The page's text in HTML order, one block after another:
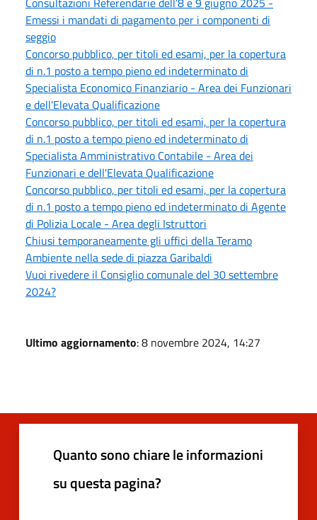
Emessi i mandati di pagamento per i componenti di
seggio
Concorso pubblico, per titoli ed esami, per la copertura
di n.1 posto a tempo pieno ed indeterminato di
Specialista Economico Finanziario - Area dei Funzionari
e dell'Elevata Qualificazione
Concorso pubblico, per titoli ed esami, per la copertura
di n.1 posto a tempo pieno ed indeterminato di
Specialista Amministrativo Contabile - Area dei
Funzionari e dell'Elevata Qualificazione
Concorso pubblico, per titoli ed esami, per la copertura
di n.1 posto a tempo pieno ed indeterminato di Agente
di Polizia Locale - Area degli Istruttori
Chiusi temporaneamente gli uffici della Teramo
Ambiente nella sede di piazza Garibaldi
Vuoi rivedere il Consiglio comunale del 30 settembre
2024?
Ultimo aggiornamento: 8 novembre 2024, 14:27
Quanto sono chiare le informazioni
su questa pagina?